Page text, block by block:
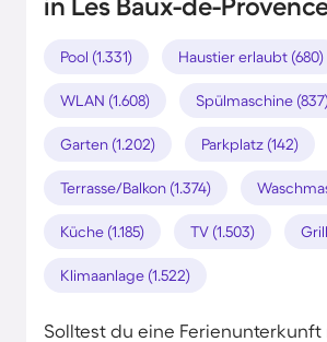
in Les Baux-de-
Pool (1.331) Haustier erlaubt (680)
WLAN (1.608) Spülmaschine
Garten (1.202) Parkplatz (142)
Terrasse/Balkon (1.374)
Küche (1.185) TV (1.503)
Klimaanlage (1.522)
Solltest du eine Ferienunterkunft